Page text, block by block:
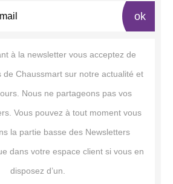
ok
à la newsletter vous acceptez de
de Chaussmart sur notre actualité et
Nous ne partageons pas vos
Vous pouvez à tout moment vous
la partie basse des Newsletters
dans votre espace client si vous en
disposez d’un.